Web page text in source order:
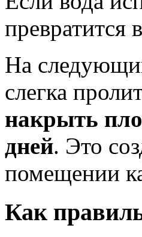
превратится
На
слегка
накрыть
дней. Это
помещении
Как